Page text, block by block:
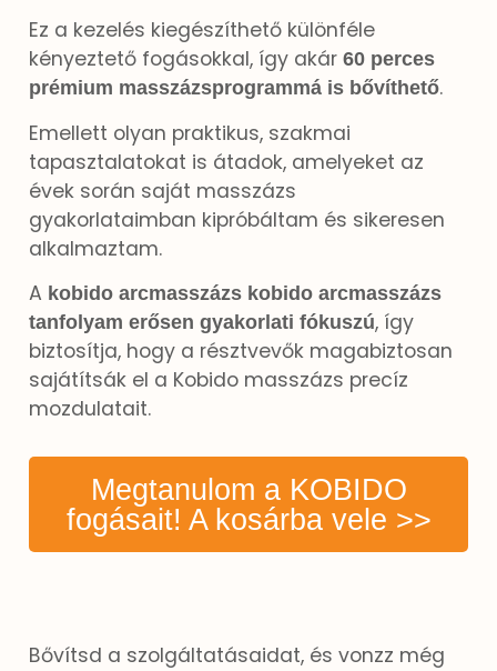
Ez a kezelés kiegészíthető különféle
kényeztető fogásokkal, így akár 60 perces
prémium masszázsprogrammá is bővíthető.
Emellett olyan praktikus, szakmai
tapasztalatokat is átadok, amelyeket az
évek során saját masszázs
gyakorlataimban kipróbáltam és sikeresen
alkalmaztam.
A kobido arcmasszázs kobido arcmasszázs
tanfolyam erősen gyakorlati fókuszú, így
biztosítja, hogy a résztvevők magabiztosan
sajátítsák el a Kobido masszázs precíz
mozdulatait.
Megtanulom a KOBIDO
fogásait! A kosárba vele >>
Bővítsd a szolgáltatásaidat, és vonzz még